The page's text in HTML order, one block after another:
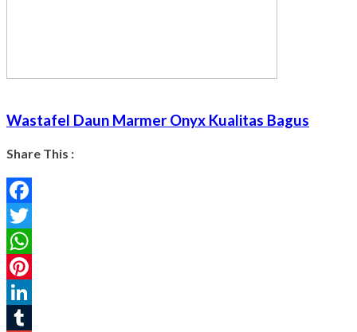
Wastafel Daun Marmer Onyx Kualitas Bagus
Share This :
Facebook
Twitter
WhatsApp
Pinterest
LinkedIn